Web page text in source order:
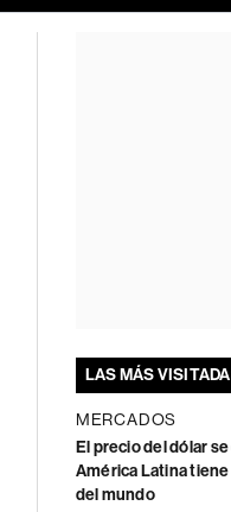
LAS MÁS
MERCADOS
El precio del dólar
América Latina
del mundo